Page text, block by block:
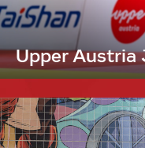
Upper Austria